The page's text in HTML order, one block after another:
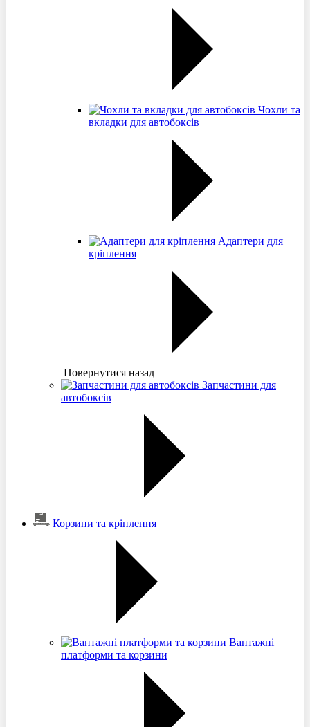
Чохли та
вкладки для автобоксів
Адаптери для
кріплення
Повернутися назад
Запчастини для
автобоксів
Корзини та кріплення
Вантажні
платформи та корзини